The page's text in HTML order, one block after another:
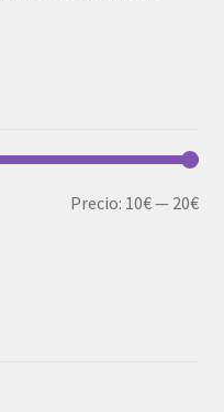
Precio: 10€— 20€